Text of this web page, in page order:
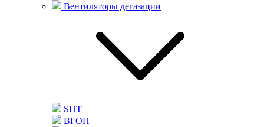
Вентиляторы дегазации
SHT
ВГОН